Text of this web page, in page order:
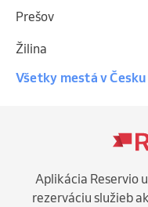
Prešov
Žilina
Všetky mestá v Česku
Aplikácia Reservio
rezerváciu služieb